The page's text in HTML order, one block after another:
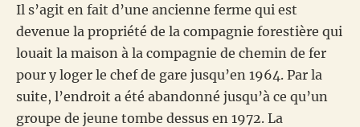
Il s’agit en fait d’une ancienne ferme qui est
devenue la propriété de la compagnie forestière qui
louait la maison à la compagnie de chemin de fer
pour y loger le chef de gare jusqu’en 1964. Par la
suite, l’endroit a été abandonné jusqu’à ce qu’un
groupe de jeune tombe dessus en 1972. La